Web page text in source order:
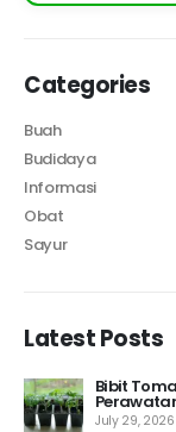
Categories
Buah
Budidaya
Informasi
Obat
Sayur
Latest Posts
Bibit
July 29, 2026